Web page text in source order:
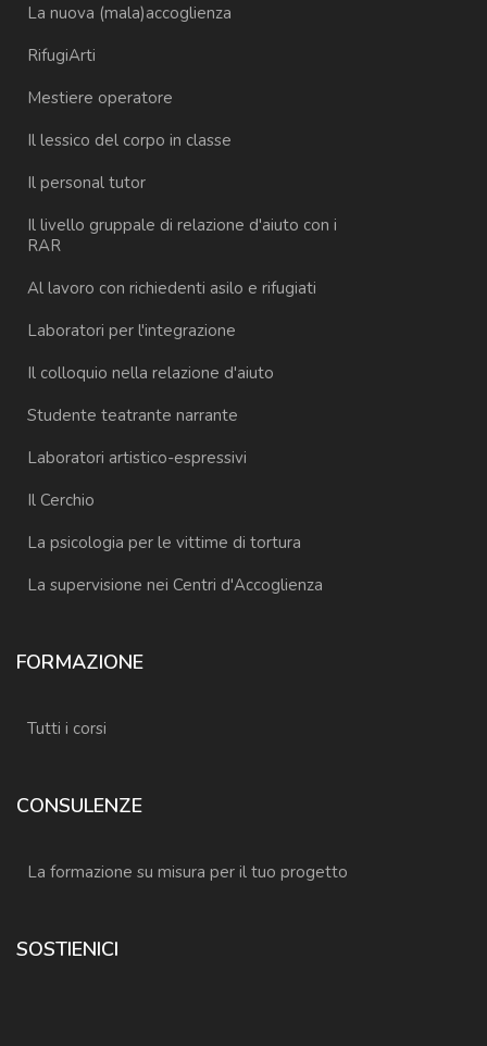
La nuova (mala)accoglienza
RifugiArti
Mestiere operatore
Il lessico del corpo in classe
Il personal tutor
Il livello gruppale di relazione d'aiuto con i
RAR
Al lavoro con richiedenti asilo e rifugiati
Laboratori per l'integrazione
Il colloquio nella relazione d'aiuto
Studente teatrante narrante
Laboratori artistico-espressivi
Il Cerchio
La psicologia per le vittime di tortura
La supervisione nei Centri d'Accoglienza
FORMAZIONE
Tutti i corsi
CONSULENZE
La formazione su misura per il tuo progetto
SOSTIENICI